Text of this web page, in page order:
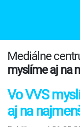
Mediálne
myslíme aj na
Vo VVS
aj na